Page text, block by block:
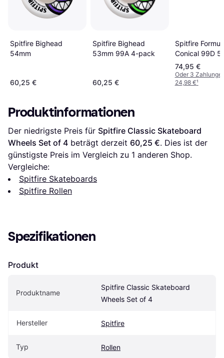
Spitfire Bighead
54mm
60,25 €
Spitfire Bighead
53mm 99A 4-pack
60,25 €
Spitfire
Conical 99D
pack
74,95 €
Oder 3
24,98 €¹
Produktinformationen
Der niedrigste Preis für Spitfire Classic Skateboard
Wheels Set of 4 beträgt derzeit 60,25 €. Dies ist der
günstigste Preis im Vergleich zu 1 anderen Shop.
Vergleiche:
Spitfire Skateboards
Spitfire Rollen
Spezifikationen
Produkt
Produktname
Spitfire Classic Skateboard
Wheels Set of 4
Hersteller Spitfire
Typ Rollen